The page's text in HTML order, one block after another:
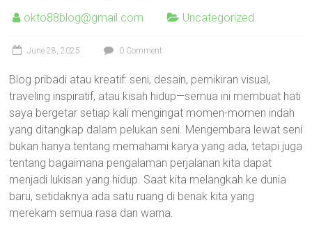
okto88blog@gmail.com Uncategorized
June 28, 2025 0 Comment
Blog pribadi atau kreatif: seni, desain, pemikiran visual,
traveling inspiratif, atau kisah hidup—semua ini membuat hati
saya bergetar setiap kali mengingat momen-momen indah
yang ditangkap dalam pelukan seni. Mengembara lewat seni
bukan hanya tentang memahami karya yang ada, tetapi juga
tentang bagaimana pengalaman perjalanan kita dapat
menjadi lukisan yang hidup. Saat kita melangkah ke dunia
baru, setidaknya ada satu ruang di benak kita yang
merekam semua rasa dan warna.